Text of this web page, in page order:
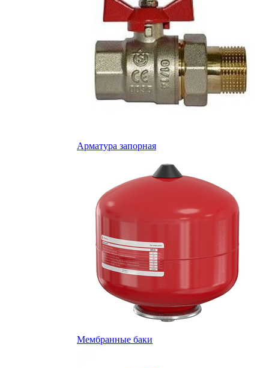
Арматура запорная
Мембранные баки